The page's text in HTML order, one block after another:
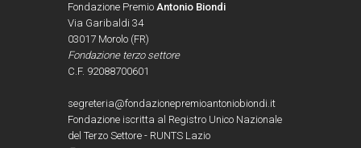
Fondazione Premio Antonio Biondi
Via Garibaldi 34
03017 Morolo (FR)
Fondazione terzo settore
C.F. 92088700601
segreteria@fondazionepremioantoniobiondi.it
Fondazione iscritta al Registro Unico Nazionale
del Terzo Settore - RUNTS Lazio